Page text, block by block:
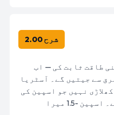
شرح 2.00
طاقت ثابت کی — اب
2 گول کے فرق سے جیتیں گے۔ آسٹریا
نہیں جو اسپین کی
مضبوط دفاع کو توڑ سکے۔ اسپین -1.5 میرا